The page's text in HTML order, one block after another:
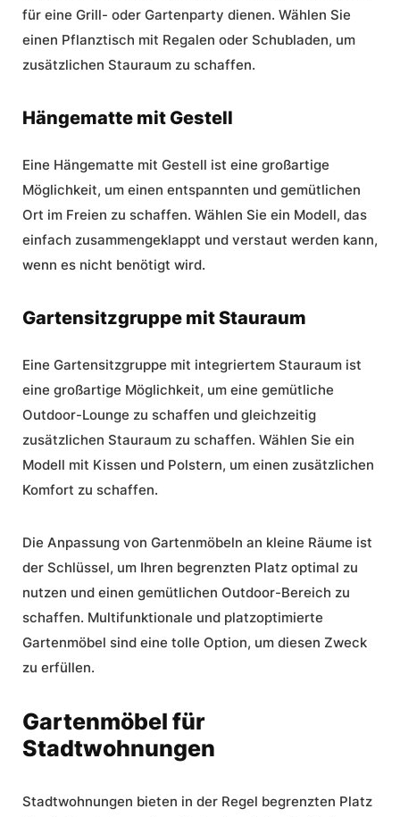
für eine Grill- oder Gartenparty dienen. Wählen Sie
einen Pflanztisch mit Regalen oder Schubladen, um
zusätzlichen Stauraum zu schaffen.
Hängematte mit Gestell
Eine Hängematte mit Gestell ist eine großartige
Möglichkeit, um einen entspannten und gemütlichen
Ort im Freien zu schaffen. Wählen Sie ein Modell, das
einfach zusammengeklappt und verstaut werden kann,
wenn es nicht benötigt wird.
Gartensitzgruppe mit Stauraum
Eine Gartensitzgruppe mit integriertem Stauraum ist
eine großartige Möglichkeit, um eine gemütliche
Outdoor-Lounge zu schaffen und gleichzeitig
zusätzlichen Stauraum zu schaffen. Wählen Sie ein
Modell mit Kissen und Polstern, um einen zusätzlichen
Komfort zu schaffen.
Die Anpassung von Gartenmöbeln an kleine Räume ist
der Schlüssel, um Ihren begrenzten Platz optimal zu
nutzen und einen gemütlichen Outdoor-Bereich zu
schaffen. Multifunktionale und platzoptimierte
Gartenmöbel sind eine tolle Option, um diesen Zweck
zu erfüllen.
Gartenmöbel für
Stadtwohnungen
Stadtwohnungen bieten in der Regel begrenzten Platz